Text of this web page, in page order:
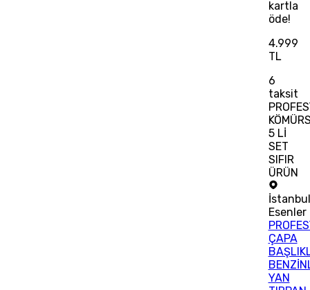
kartla
öde!
4.999
TL
6
taksit
5 Lİ
SET
SIFIR
ÜRÜN
İstanbul
Esenler
ÇAPA
YAN